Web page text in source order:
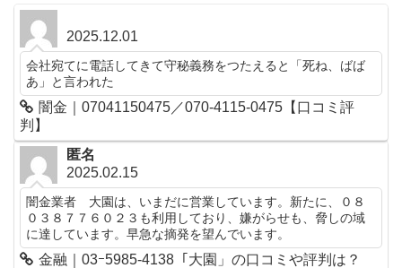
2025.12.01
会社宛てに電話してきて守秘義務をつたえると「死ね、ばば
あ」と言われた
闇金｜07041150475／070-4115-0475【口コミ評
判】
匿名
2025.02.15
闇金業者 大園は、いまだに営業しています。新たに、０８
０３８７７６０２３も利用しており、嫌がらせも、脅しの域
に達しています。早急な摘発を望んでいます。
金融｜03ｰ5985-4138「大園」の口コミや評判は？